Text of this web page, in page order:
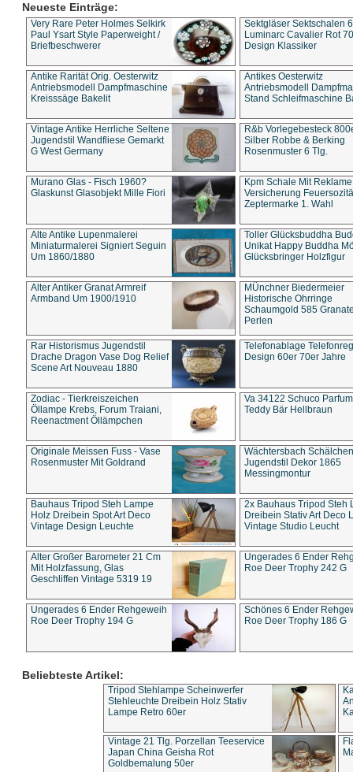
Neueste Einträge:
Very Rare Peter Holmes Selkirk
Paul Ysart Style Paperweight /
Briefbeschwerer
Sektgläser Sektschalen
Luminarc Cavalier Rot
Design Klassiker
Antike Rarität Orig. Oesterwitz
Antriebsmodell Dampfmaschine
Kreisssäge Bakelit
Antikes Oesterwitz
Antriebsmodell
Stand Schleifmaschine
Vintage Antike Herrliche Seltene
Jugendstil Wandfliese Gemarkt
G West Germany
R&b Vorlegebesteck
Silber Robbe & Berking
Rosenmuster 6 Tlg.
Murano Glas - Fisch 1960?
Glaskunst Glasobjekt Mille Fiori
Kpm Schale Mit Reklame
Versicherung
Zeptermarke 1. Wahl
Alte Antike Lupenmalerei
Miniaturmalerei Signiert Seguin
Um 1860/1880
Toller Glücksbuddha
Unikat Happy Buddha
Glücksbringer Holzfigur
Alter Antiker Granat Armreif
Armband Um 1900/1910
MÜnchner Biedermeier
Historische Ohrringe
Schaumgold 585
Perlen
Rar Historismus Jugendstil
Drache Dragon Vase Dog Relief
Scene Art Nouveau 1880
Telefonablage
Design 60er 70er Jahre
Zodiac - Tierkreiszeichen
Öllampe Krebs, Forum Traiani,
Reenactment Öllämpchen
Va 34122 Schuco
Teddy Bär Hellbraun
Originale Meissen Fuss - Vase
Rosenmuster Mit Goldrand
Wächtersbach Schälchen
Jugendstil Dekor 1865
Messingmontur
Bauhaus Tripod Steh Lampe
Holz Dreibein Spot Art Deco
Vintage Design Leuchte
2x Bauhaus Tripod Steh
Dreibein Stativ Art Deco
Vintage Studio Leucht
Alter Großer Barometer 21 Cm
Mit Holzfassung, Glas
Geschliffen Vintage 5319 19
Ungerades 6 Ender
Roe Deer Trophy 242 G
Ungerades 6 Ender Rehgeweih
Roe Deer Trophy 194 G
Schönes 6 Ender
Roe Deer Trophy 186 G
Beliebteste Artikel:
Tripod Stehlampe Scheinwerfer
Stehleuchte Dreibein Holz Stativ
Lampe Retro 60er
Vintage 21 Tlg. Porzellan Teeservice
Japan China Geisha Rot
Goldbemalung 50er